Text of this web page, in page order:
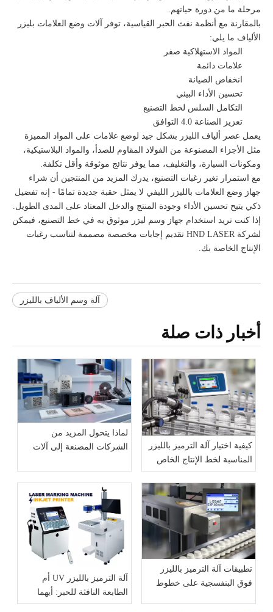
مرحلة ما من دورة حياتهم.
بالمقارنة مع أنظمة نفث الحبر القياسية، توفر آلات وضع العلامات بليزر
الألياف ما يلي:
المواد الاستهلاكية صفر
علامات دائمة
انخفاض الصيانة
تحسين الأداء البيئي
التكامل السلس لخط التصنيع
تعزيز الصناعة 4.0 التوافق
يعمل عصر ألياف الليزر بشكل جيد لوضع علامات على المواد المميزة
مثل الأجزاء المصنوعة من الفولاذ المقاوم للصدأ، والمواد البلاستيكية،
ومكونات السيارة، والتغليف، مما يوفر نتائج موثوقة وأقل تكلفة.
مع استمرار تغير رغبات التصنيع، يدرك المزيد من المنتجين أن شراء
جهاز وضع العلامات بالليزر الليفي لا يمثل حقبة جديدة تمامًا - إنه تفضيل
ذكي يتيح تحسين الأداء وجودة المنتج والدخل المعتاد على المدى الطويل.
إذا كنت تريد استخدام جهاز وسم ليزر موثوق به في خط التصنيع، فيمكن
لشركة HND LASER تقديم إجابات مخصصة مصممة لتناسب رغبات
الإنتاج الخاصة بك.
آلة وسم الألياف بالليزر
أخبار ذات صلة
كيفية اختيار آلة الترميز بالليزر
المناسبة لخط الإنتاج الخاص
بك: دليل المشتري الكامل لعام
2026
لماذا يتحول المزيد من
الشركات المصنعة إلى آلات
تطبيقات آلة الترميز بالليزر
فوق البنفسجية على خطوط
آلة الترميز بالليزر UV أم
الطابعة النافثة للحبر: أيهما
أفضل لخطوط الإنتاج؟